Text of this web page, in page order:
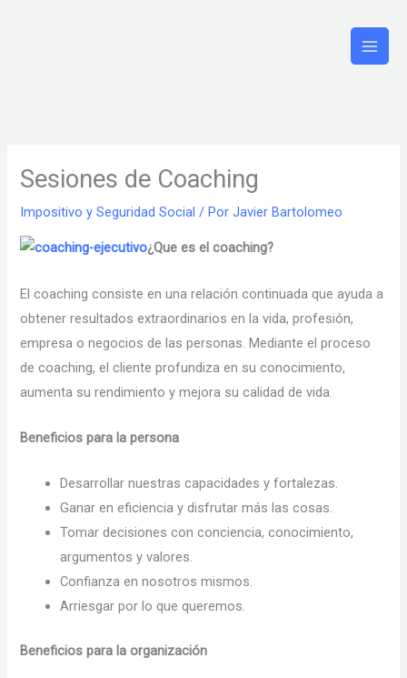
Sesiones de Coaching
Impositivo y Seguridad Social / PorJavier Bartolomeo
¿Que es el coaching?
El coaching consiste en una relación continuada que ayuda a
obtener resultados extraordinarios en la vida, profesión,
empresa o negocios de las personas. Mediante el proceso
de coaching, el cliente profundiza en su conocimiento,
aumenta su rendimiento y mejora su calidad de vida.
Beneficios para la persona
Desarrollar nuestras capacidades y fortalezas.
Ganar en eficiencia y disfrutar más las cosas.
Tomar decisiones con conciencia, conocimiento,
argumentos y valores.
Confianza en nosotros mismos.
Arriesgar por lo que queremos.
Beneficios para la organización